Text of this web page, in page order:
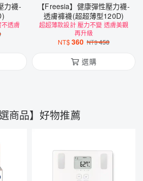
力襪-
透膚
【Freesia】健康彈性壓力襪-
透膚褲襪(超超薄型120D)
超超薄款設計 壓力不變 透膚美觀
再升級
NT$360 NT$450
選購
選商品】好物推薦